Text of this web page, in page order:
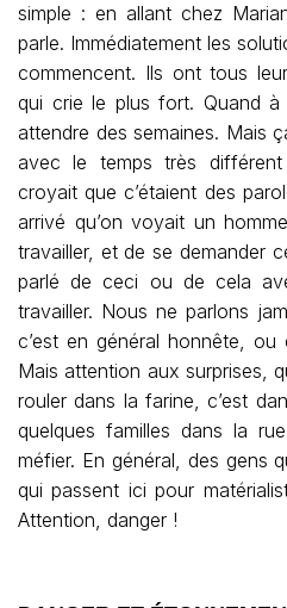
simple : en allant chez
parle. Immédiatement les
commencent. Ils ont tous
qui crie le plus fort. Quand à
attendre des semaines. Mais
avec le temps très
croyait que c’étaient des
arrivé qu’on voyait un
travailler, et de se demander
parlé de ceci ou de cela
travailler. Nous ne parlons
c’est en général honnête,
Mais attention aux surprises,
rouler dans la farine, c’est
quelques familles dans la
méfier. En général, des gens
qui passent ici pour
Attention, danger !